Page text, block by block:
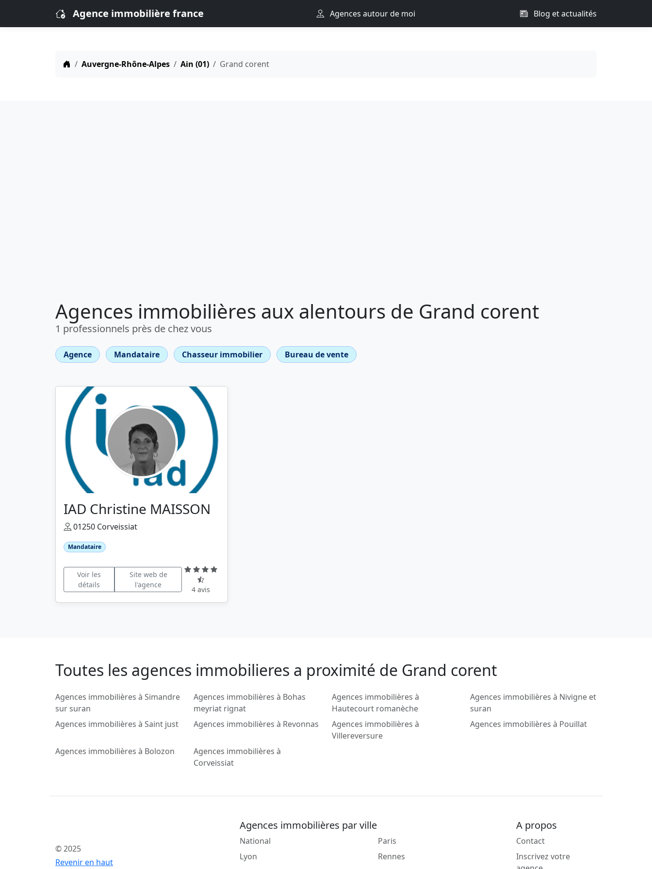
Agence immobilière france Agences autour de moi Blog et actualités
Auvergne-Rhône-Alpes Ain (01) Grand corent
Agences immobilières aux alentours de Grand corent
1 professionnels près de chez vous
Agence Mandataire Chasseur immobilier Bureau de vente
IAD Christine MAISSON
01250 Corveissiat
Mandataire
Voir les
détails
Site web de
l'agence
4 avis
Toutes les agences immobilieres a proximité de Grand corent
Agences immobilières à Simandre
sur suran
Agences immobilières à Bohas
meyriat rignat
Agences immobilières à
Hautecourt romanèche
Agences immobilières à Nivigne et
suran
Agences immobilières à Saint just
Agences immobilières à Revonnas
Agences immobilières à
Villereversure
Agences immobilières à Pouillat
Agences immobilières à Bolozon
Agences immobilières à
Corveissiat
© 2025
Revenir en haut
Agences immobilières par ville
National
Lyon
Paris
Rennes
A propos
Contact
Inscrivez votre